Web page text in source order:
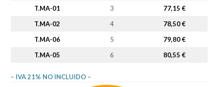
T.MA-01
3
77,15 €
T.MA-02
4
78,50 €
T.MA-06
5
79,80 €
T.MA-05
6 80,55 €
– IVA 21% NO INCLUIDO –